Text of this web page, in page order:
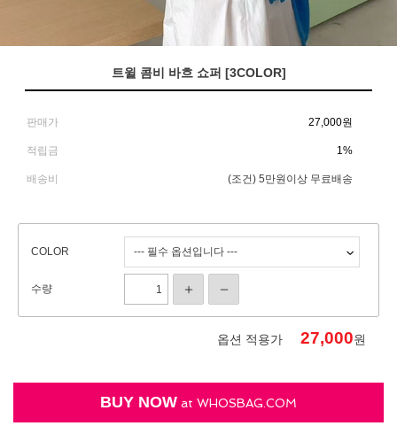
트윌 콤비 바흐 쇼퍼 [3COLOR]
판매가 27,000원
적립금 1%
배송비 (조건) 5만원이상 무료배송
COLOR
수량
옵션 적용가 27,000원
BUY NOW at WHOSBAG.COM